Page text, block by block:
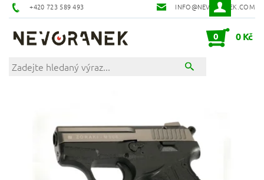
+420 723 589 493 INFO@NEVORANEK.COM
0 0 Kč